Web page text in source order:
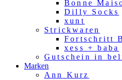
Bonne
Dilly Socks
xunt
Strickwaren
Fortschritt
xess + baba
Gutschein in
Marken
Ann Kurz